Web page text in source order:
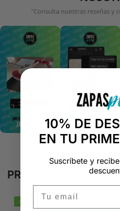
"Consulta nuestras reseñas y
PRODUCTOS
-50%
10% DE
EN TU
Suscríbete y